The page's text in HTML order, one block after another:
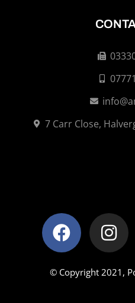
7 Carr Close,
© Copyright 2021,